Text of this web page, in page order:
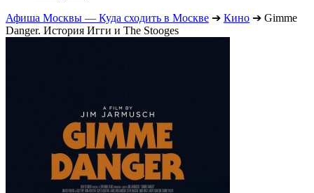
Афиша Москвы — Куда сходить в Москве ➔ Кино ➔ Gimme
Danger. История Игги и The Stooges